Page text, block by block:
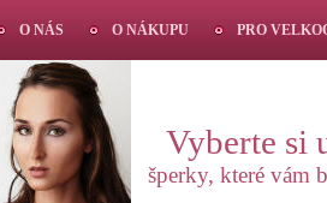
O NÁS O NÁKUPU PRO
Vyberte si
šperky, které vám